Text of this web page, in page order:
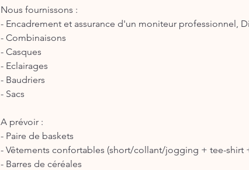
Nous fournissons :
- Encadrement et assurance d'un moniteur professionnel,
- Combinaisons
- Casques
- Eclairages
- Baudriers
- Sacs
A prévoir :
- Paire de baskets
- Vêtements confortables (short/collant/jogging + tee-shirt
- Barres de céréales